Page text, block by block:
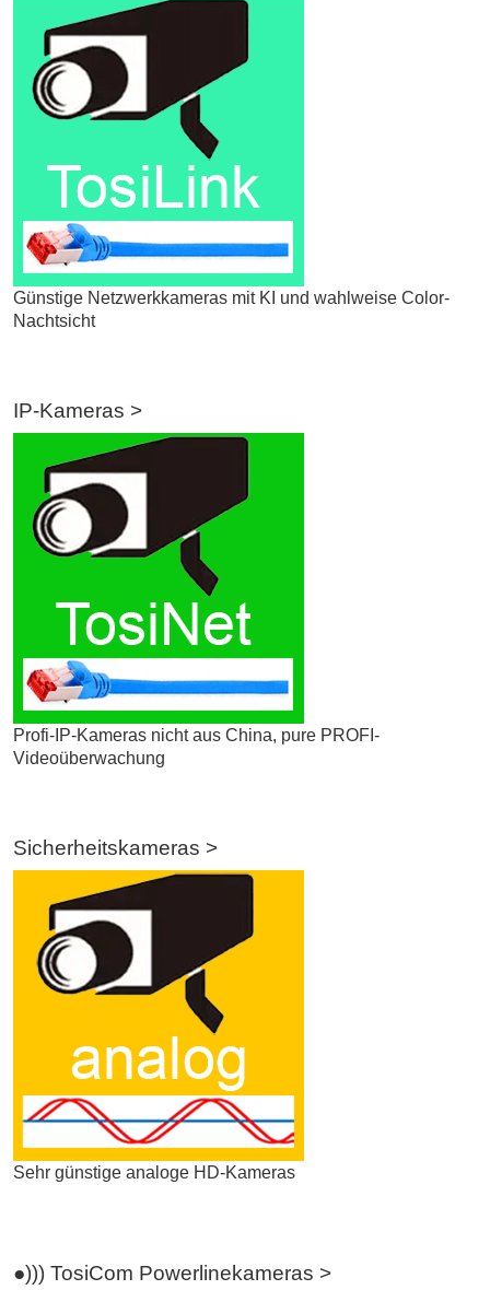
Günstige Netzwerkkameras mit KI und wahlweise Color-
Nachtsicht
IP-Kameras >
Profi-IP-Kameras nicht aus China, pure PROFI-
Videoüberwachung
Sicherheitskameras >
Sehr günstige analoge HD-Kameras
●))) TosiCom Powerlinekameras >